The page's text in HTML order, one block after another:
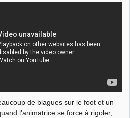
de blagues sur le foot et un
l'animatrice se force à rigoler,